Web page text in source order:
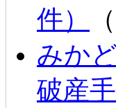
件）
みか
破産